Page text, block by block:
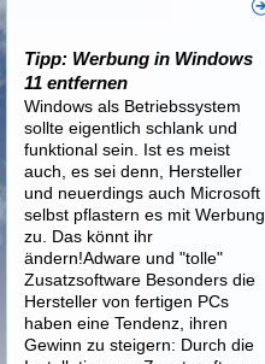
Tipp: Werbung in Windows
11 entfernen
Windows als Betriebssystem
sollte eigentlich schlank und
funktional sein. Ist es meist
auch, es sei denn, Hersteller
und neuerdings auch Microsoft
selbst pflastern es mit Werbung
zu. Das könnt ihr
ändern!Adware und "tolle"
Zusatzsoftware Besonders die
Hersteller von fertigen PCs
haben eine Tendenz, ihren
Gewinn zu steigern: Durch die